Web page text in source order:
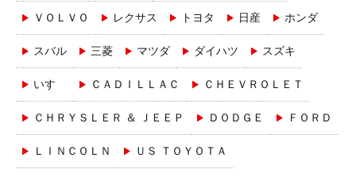
ＶＯＬＶＯ レクサス トヨタ 日産 ホンダ
スバル 三菱 マツダ ダイハツ スズキ
いすゞ ＣＡＤＩＬＬＡＣ ＣＨＥＶＲＯＬＥＴ
ＣＨＲＹＳＬＥＲ ＆ ＪＥＥＰ ＤＯＤＧＥ ＦＯＲＤ
ＬＩＮＣＯＬＮ ＵＳ ＴＯＹＯＴＡ